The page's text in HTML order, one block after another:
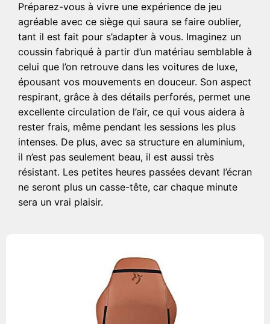
Préparez-vous à vivre une expérience de jeu
agréable avec ce siège qui saura se faire oublier,
tant il est fait pour s’adapter à vous. Imaginez un
coussin fabriqué à partir d’un matériau semblable à
celui que l’on retrouve dans les voitures de luxe,
épousant vos mouvements en douceur. Son aspect
respirant, grâce à des détails perforés, permet une
excellente circulation de l’air, ce qui vous aidera à
rester frais, même pendant les sessions les plus
intenses. De plus, avec sa structure en aluminium,
il n’est pas seulement beau, il est aussi très
résistant. Les petites heures passées devant l’écran
ne seront plus un casse-tête, car chaque minute
sera un vrai plaisir.